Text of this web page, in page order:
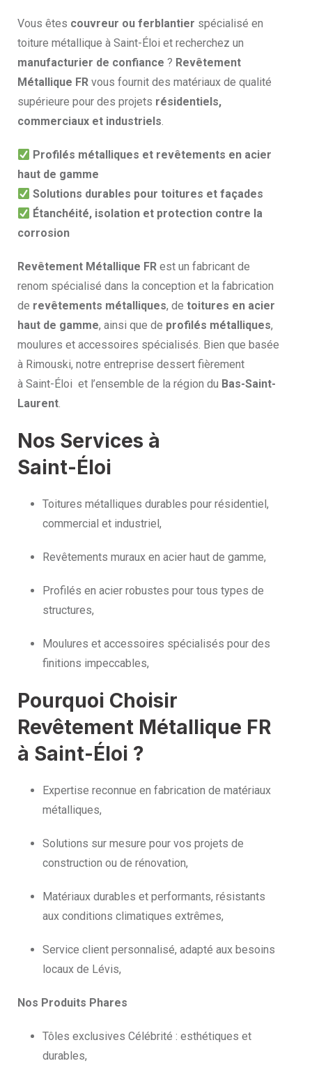
Vous êtes couvreur ou ferblantier spécialisé en
toiture métallique à Saint-Éloi et recherchez un
manufacturier de confiance ? Revêtement
Métallique FR vous fournit des matériaux de qualité
supérieure pour des projets résidentiels,
commerciaux et industriels.
Profilés métalliques et revêtements en acier
haut de gamme
Solutions durables pour toitures et façades
Étanchéité, isolation et protection contre la
corrosion
Revêtement Métallique FR est un fabricant de
renom spécialisé dans la conception et la fabrication
de revêtements métalliques, de toitures en acier
haut de gamme, ainsi que de profilés métalliques,
moulures et accessoires spécialisés. Bien que basée
à Rimouski, notre entreprise dessert fièrement
à Saint-Éloi et l’ensemble de la région du Bas-Saint-
Laurent.
Nos Services à
Saint-Éloi
Toitures métalliques durables pour résidentiel,
commercial et industriel,
Revêtements muraux en acier haut de gamme,
Profilés en acier robustes pour tous types de
structures,
Moulures et accessoires spécialisés pour des
finitions impeccables,
Pourquoi Choisir
Revêtement Métallique FR
à Saint-Éloi ?
Expertise reconnue en fabrication de matériaux
métalliques,
Solutions sur mesure pour vos projets de
construction ou de rénovation,
Matériaux durables et performants, résistants
aux conditions climatiques extrêmes,
Service client personnalisé, adapté aux besoins
locaux de Lévis,
Nos Produits Phares
Tôles exclusives Célébrité : esthétiques et
durables,